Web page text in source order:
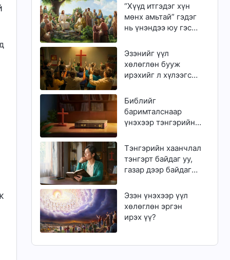
“Хүүд итгэдэг хүн
мөнх амьтай” гэдэг
нь үнэндээ юу гэсэн
Эзэнийг үүл
хөлөглөн бууж
ирэхийг л хүлээгсэд
Библийг
баримталснаар
үнэхээр тэнгэрийн
чадах уу?
Тэнгэрийн хаанчлал
тэнгэрт байдаг уу,
газар дээр байдаг
Эзэн үнэхээр үүл
хөлөглөн эргэн
ирэх үү?